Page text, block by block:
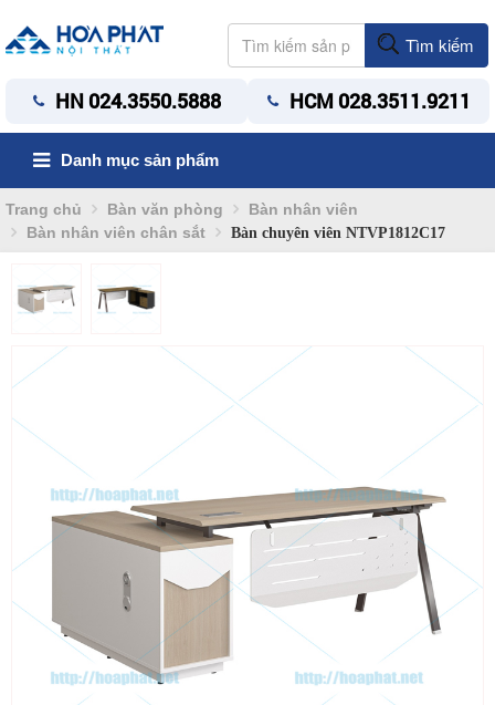
Tìm kiếm
HN 024.3550.5888 HCM 028.3511.9211
Danh mục sản phẩm
Trang chủ Bàn văn phòng
Bàn nhân viên
Bàn nhân viên chân sắt
Bàn chuyên viên NTVP1812C17